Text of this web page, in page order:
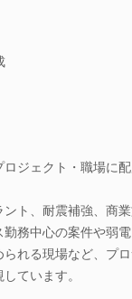
ジェクト・職場に配
ト、耐震補強、商
務中心の案件や弱
れる現場など、プ
ています。